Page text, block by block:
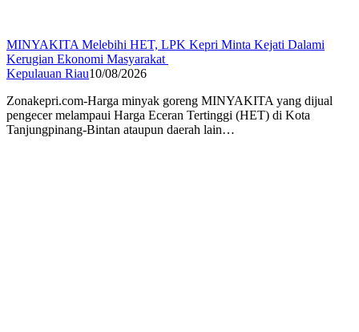
MINYAKITA Melebihi HET, LPK Kepri Minta Kejati Dalami
Kerugian Ekonomi Masyarakat
Kepulauan Riau10/08/2026
Zonakepri.com-Harga minyak goreng MINYAKITA yang dijual
pengecer melampaui Harga Eceran Tertinggi (HET) di Kota
Tanjungpinang-Bintan ataupun daerah lain…